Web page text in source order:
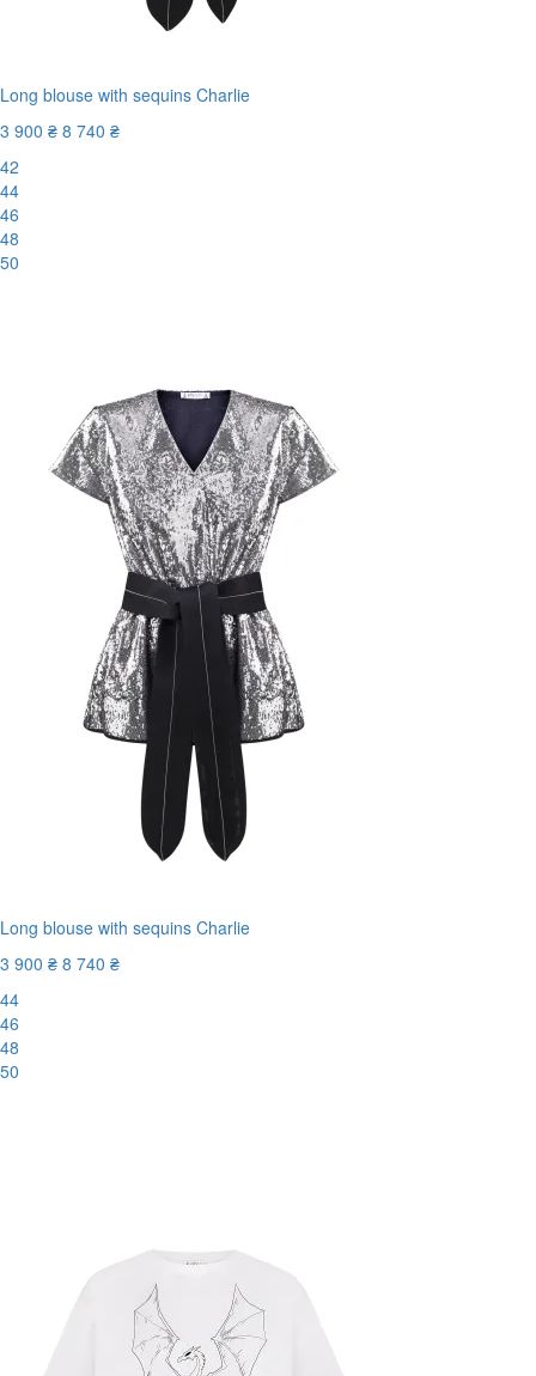
Long blouse with sequins Charlie
3 900 ₴ 8 740 ₴
42
44
46
48
50
Long blouse with sequins Charlie
3 900 ₴ 8 740 ₴
44
46
48
50